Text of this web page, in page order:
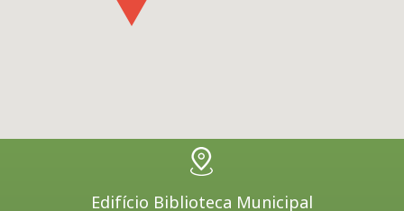
Edifício Biblioteca Municipal